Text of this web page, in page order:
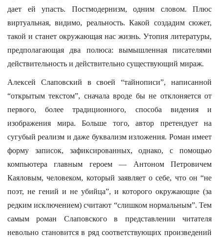
дает ей упасть. Постмодернизм, одним словом. Плюс
виртуальная, видимо, реальность. Какой создадим сюжет,
такой и станет окружающая нас жизнь. Утопия литературы,
предполагающая два полюса: вымышленная писателями
действительность и действительно существующий мираж.
Алексей Слаповский в своей “тайнописи”, написанной
“открытым текстом”, сначала вроде бы не отклоняется от
первого, более традиционного, способа видения и
изображения мира. Больше того, автор претендует на
сугубый реализм и даже буквализм изложения. Роман имеет
форму записок, зафиксированных, однако, с помощью
компьютера главным героем — Антоном Петровичем
Каяловым, человеком, который заявляет о себе, что он “не
поэт, не гений и не убийца”, и которого окружающие (за
редким исключением) считают “слишком нормальным”. Тем
самым роман Слаповского в представлении читателя
невольно становится в ряд соответствующих произведений